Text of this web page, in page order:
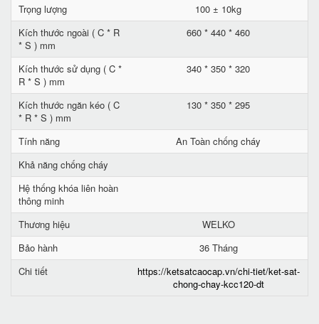
Trọng lượng
100 ± 10kg
Kích thước ngoài ( C * R
* S ) mm
660 * 440 * 460
Kích thước sử dụng ( C *
R * S ) mm
340 * 350 * 320
Kích thước ngăn kéo ( C
* R * S ) mm
130 * 350 * 295
Tính năng
An Toàn chống cháy
Khả năng chống cháy
Hệ thống khóa liên hoàn
thông minh
Thương hiệu
WELKO
Bảo hành
36 Tháng
Chi tiết
https://ketsatcaocap.vn/chi-tiet/ket-sat-
chong-chay-kcc120-dt